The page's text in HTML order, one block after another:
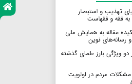
تهذیب و استبصار
فقه و فقهاست
۳۱۴ چکیده مقاله به همایش ملی
رسانه‌های نوین
ویژگی بارز علمای گذشته
مشکلات مردم در اولویت